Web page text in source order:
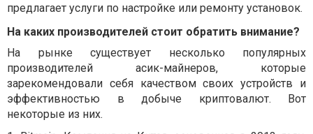
предлагает услуги по настройке или ремонту установок.
На каких производителей стоит обратить внимание?
На рынке существует несколько популярных
производителей асик-майнеров, которые
зарекомендовали себя качеством своих устройств и
эффективностью в добыче криптовалют. Вот
некоторые из них.